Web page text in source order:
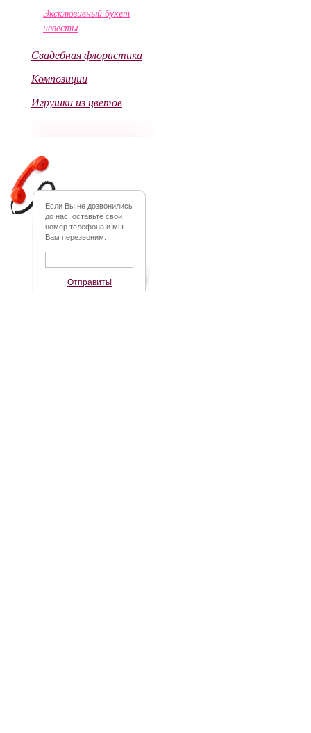
Эксклюзивный букет
невесты
Свадебная флористика
Композиции
Игрушки из цветов
Если Вы не дозвонились
до нас, оставьте свой
номер телефона и мы
Вам перезвоним:
Отправить!